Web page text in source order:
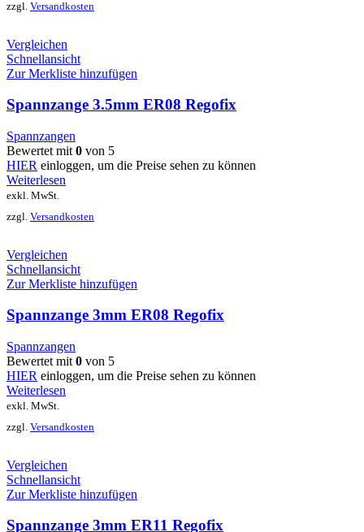
zzgl. Versandkosten
Vergleichen
Schnellansicht
Zur Merkliste hinzufügen
Spannzange 3.5mm ER08 Regofix
Spannzangen
Bewertet mit 0 von 5
HIER einloggen, um die Preise sehen zu können
Weiterlesen
exkl. MwSt.
zzgl. Versandkosten
Vergleichen
Schnellansicht
Zur Merkliste hinzufügen
Spannzange 3mm ER08 Regofix
Spannzangen
Bewertet mit 0 von 5
HIER einloggen, um die Preise sehen zu können
Weiterlesen
exkl. MwSt.
zzgl. Versandkosten
Vergleichen
Schnellansicht
Zur Merkliste hinzufügen
Spannzange 3mm ER11 Regofix